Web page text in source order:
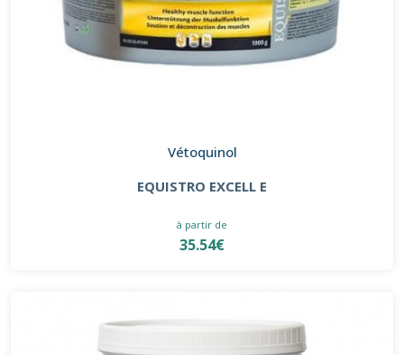
Vétoquinol
EQUISTRO EXCELL E
à partir de
35.54€